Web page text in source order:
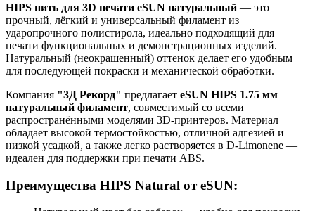
HIPS нить для 3D печати eSUN натуральный — это
прочный, лёгкий и универсальный филамент из
ударопрочного полистирола, идеально подходящий для
печати функциональных и демонстрационных изделий.
Натуральный (неокрашенный) оттенок делает его удобным
для последующей покраски и механической обработки.
Компания "3Д Рекорд" предлагает eSUN HIPS 1.75 мм
натуральный филамент, совместимый со всеми
распространёнными моделями 3D-принтеров. Материал
обладает высокой термостойкостью, отличной адгезией и
низкой усадкой, а также легко растворяется в D-Limonene —
идеален для поддержки при печати ABS.
Преимущества HIPS Natural от eSUN: